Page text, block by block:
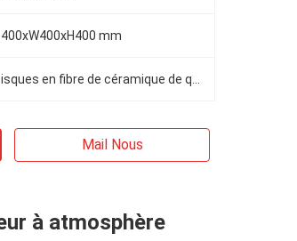
mm
Mail Nous
à atmosphère